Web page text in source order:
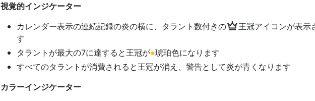
視覚的インジケーター
カレンダー表示の連続記録の炎の横に、タラント数付きのcrown王冠アイコンが表示
す
タラントが最大の7に達すると王冠が●琥珀色になります
すべてのタラントが消費されると王冠が消え、警告として炎が青くなります
カラーインジケーター